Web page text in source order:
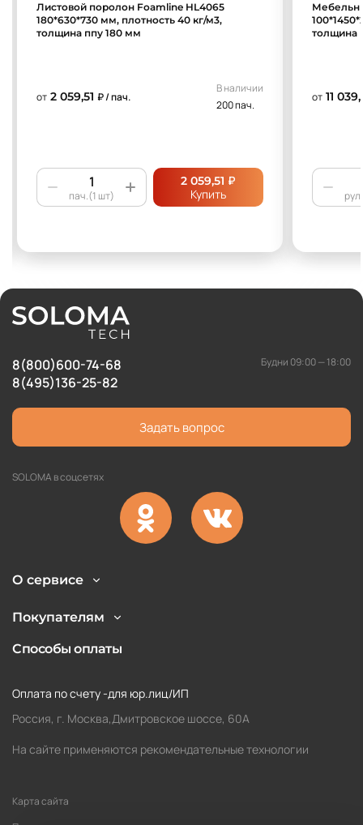
Листовой поролон Foamline HL4065
180*630*730 мм, плотность 40 кг/м3,
толщина ппу 180 мм
от 2 059,51 ₽ / пач.
В наличии
200 пач.
пач.(1 шт)
2 059,51 ₽
Купить
толщина
от 11
8(800)600-74-68
8(495)136-25-82
Будни 09:00 — 18:00
Задать вопрос
SOLOMA в соцсетях
О сервисе
Покупателям
Способы оплаты
Оплата по счету -для юр.лиц/ИП
Россия, г. Москва,Дмитровское шоссе, 60А
На сайте применяются рекомендательные технологии
Карта сайта